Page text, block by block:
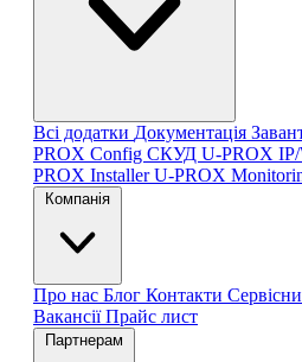
Всі додатки Документація
PROX Config СКУД U-PROX IP/
PROX InstallerU-PROX
Компанія
Про нас Блог Контакти
ВакансіїПрайс лист
Партнерам